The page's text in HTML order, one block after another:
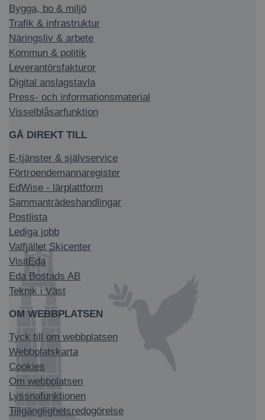
Bygga, bo & miljö
Trafik & infrastruktur
Näringsliv & arbete
Kommun & politik
Leverantörsfakturor
Digital anslagstavla
Press- och informationsmaterial
Visselblåsarfunktion
GÅ DIREKT TILL
E-tjänster & självservice
Förtroendemannaregister
EdWise - lärplattform
Sammanträdeshandlingar
Postlista
Lediga jobb
Valfjället Skicenter
VisitEda
Eda Bostads AB
Teknik i Väst
OM WEBBPLATSEN
Tyck till om webbplatsen
Webbplatskarta
Cookies
Om webbplatsen
Lyssnafunktionen
Tillgänglighetsredogörelse